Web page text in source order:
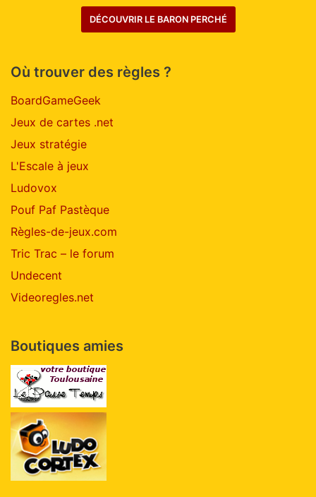
DÉCOUVRIR LE BARON PERCHÉ
Où trouver des règles ?
BoardGameGeek
Jeux de cartes .net
Jeux stratégie
L'Escale à jeux
Ludovox
Pouf Paf Pastèque
Règles-de-jeux.com
Tric Trac – le forum
Undecent
Videoregles.net
Boutiques amies